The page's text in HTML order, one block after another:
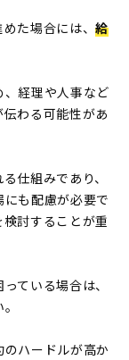
た場合には、給
経理や人事など
わる可能性があ
仕組みであり、
も配慮が必要で
討することが重
ている場合は、
ハードルが高か